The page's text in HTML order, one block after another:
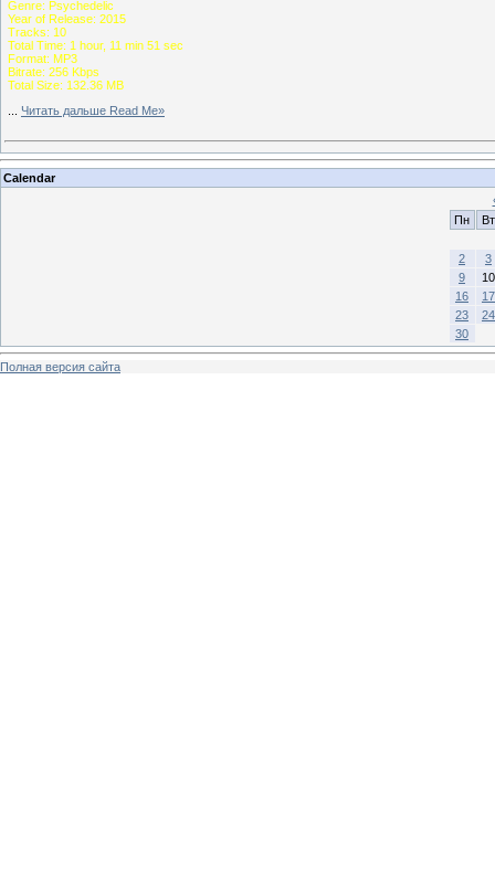
Genre: Psychedelic
Year of Release: 2015
Tracks: 10
Total Time: 1 hour, 11 min 51 sec
Format: MP3
Bitrate: 256 Kbps
Total Size: 132.36 MB
Читать дальше Read Me»
Calendar
Пн
Вт
2
3
9
10
16
17
23
24
30
Полная версия сайта